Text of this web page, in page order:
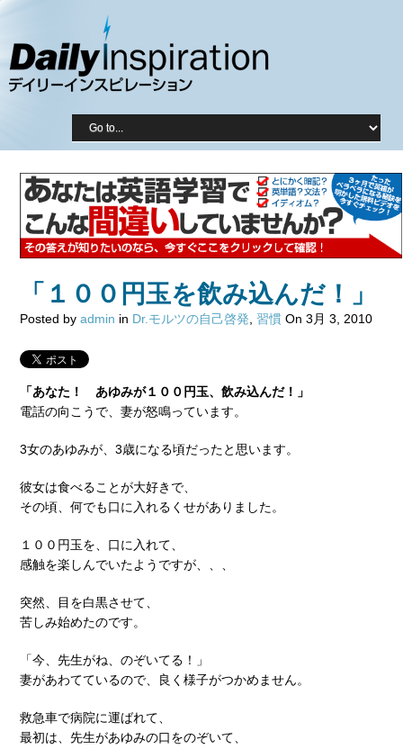
「１００円玉を飲み込んだ！」
Posted by admin in Dr.モルツの自己啓発 習慣 On 3月 3, 2010
「あなた！ あゆみが１００円玉、飲み込んだ！」
電話の向こうで、妻が怒鳴っています。
3女のあゆみが、3歳になる頃だったと思います。
彼女は食べることが大好きで、
その頃、何でも口に入れるくせがありました。
１００円玉を、口に入れて、
感触を楽しんでいたようですが、、、
突然、目を白黒させて、
苦しみ始めたのです。
「今、先生がね、のぞいてる！」
妻があわてているので、良く様子がつかめません。
救急車で病院に運ばれて、
最初は、先生があゆみの口をのぞいて、